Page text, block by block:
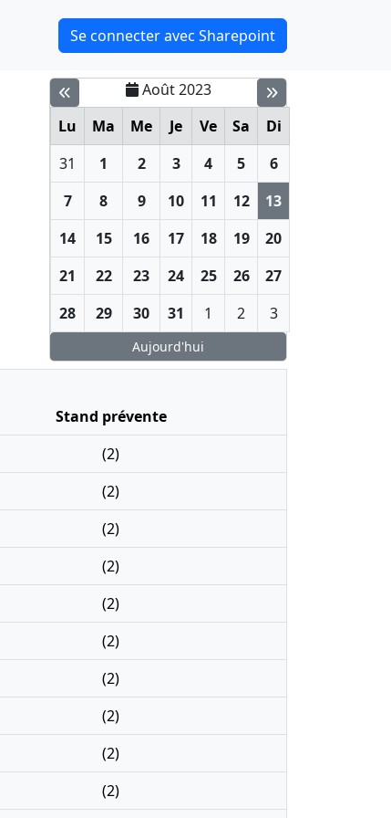
Se connecter avec Sharepoint
Août 2023
Lu
Ma Me Je Ve Sa
Di
31
1 2 3 4 5
6
7
8 9 10 11 12
13
14
15 16 17 18 19
20
21
22 23 24 25 26
27
28
29 30 31 1 2 3
Aujourd'hui
Stand prévente
(2)
(2)
(2)
(2)
(2)
(2)
(2)
(2)
(2)
(2)